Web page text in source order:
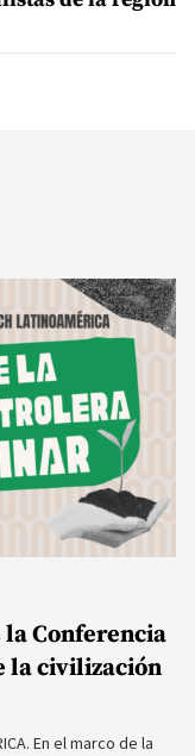
Conferencia
la civilización
En el marco de la